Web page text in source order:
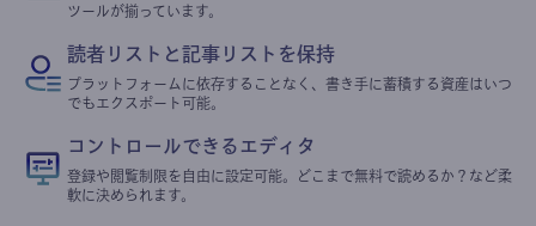
ツールが揃っています。
読者リストと記事リストを保持
プラットフォームに依存することなく、書き手に蓄積する資産はいつ
でもエクスポート可能。
コントロールできるエディタ
登録や閲覧制限を自由に設定可能。どこまで無料で読めるか？など柔
軟に決められます。